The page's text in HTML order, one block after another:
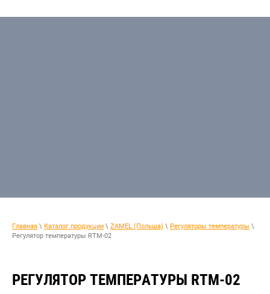
Главная \ Каталог продукции \ ZAMEL (Польша) \ Регуляторы температуры \
Регулятор температуры RTM-02
РЕГУЛЯТОР ТЕМПЕРАТУРЫ RTM-02